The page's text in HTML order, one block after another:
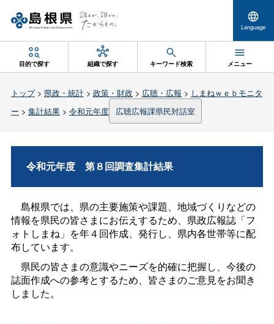
Language
目的で探す 組織で探す キーワード検索 メニュー
トップ> 県政・統計> 政策・財政 > 広聴・広報 > しまねｗｅｂモニタ
ー > 集計結果> 令和元年度 広聴広報課県民対話室
令和元年度 第８回調査集計結果
島根県では、県の主要施策や課題、地域づくりなどの
情報を県民の皆さまにお伝えするため、県政広報誌「フ
ォトしまね」を年４回作成、発行し、県内各世帯等に配
布しています。
県民の皆さまの意識やニーズを的確に把握し、今後の
誌面作成への参考とするため、皆さまのご意見をお聞き
しました。